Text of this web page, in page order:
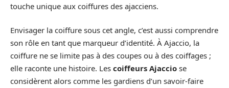
touche unique aux coiffures des ajacciens.
Envisager la coiffure sous cet angle, c’est aussi comprendre
son rôle en tant que marqueur d’identité. À Ajaccio, la
coiffure ne se limite pas à des coupes ou à des coiffages ;
elle raconte une histoire. Les coiffeurs Ajaccio se
considèrent alors comme les gardiens d’un savoir-faire